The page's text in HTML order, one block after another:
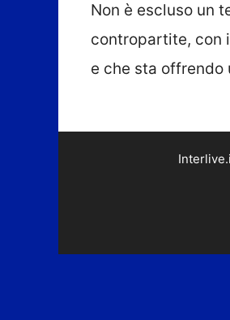
Non è escluso un
contropartite, con
e che sta offrendo